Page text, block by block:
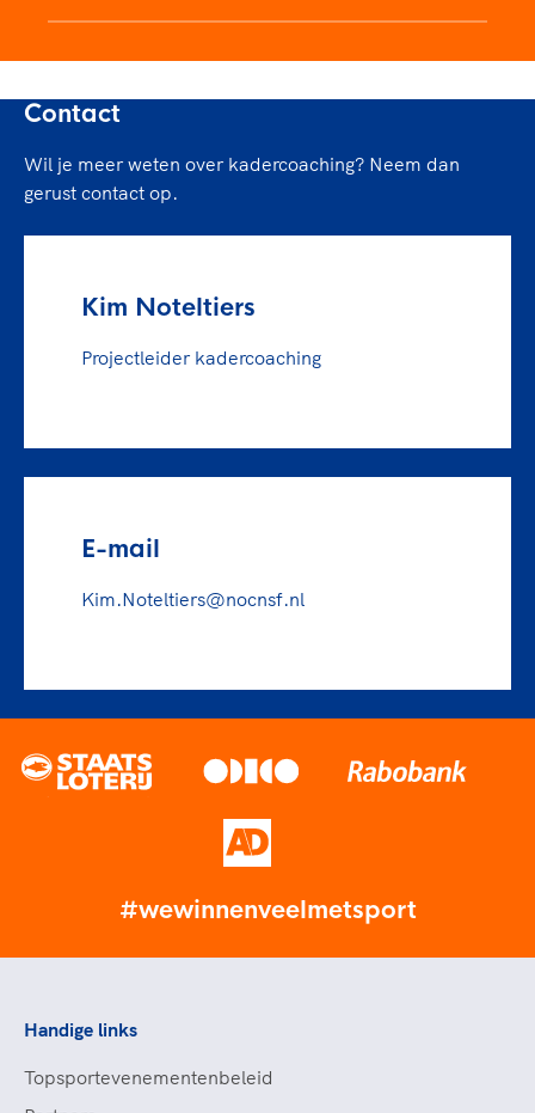
Contact
Wil je meer weten over kadercoaching? Neem dan
gerust contact op.
Kim Noteltiers
Projectleider kadercoaching
E-mail
Kim.Noteltiers@nocnsf.nl
#wewinnenveelmetsport
Handige links
Topsportevenementenbeleid